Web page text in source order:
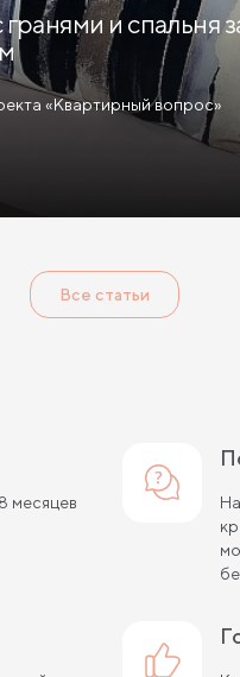
и спальня за
«Квартирный вопрос»
Все статьи
месяцев